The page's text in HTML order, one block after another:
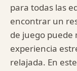
para todas las
encontrar un
de juego
experiencia
relajada. En